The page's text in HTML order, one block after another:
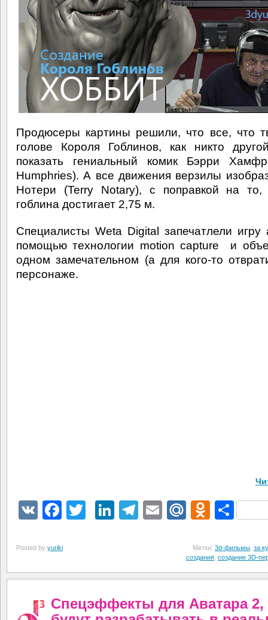
Продюсеры картины решили, что все, что
голове Короля Гоблинов, как никто
показать гениальный комик Бэрри
Humphries). А все движения верзилы
Нотери (Terry Notary), с поправкой на то,
гоблина достигает 2,75 м.
Специалисты Weta Digital запечатлели игру
помощью технологии motion capture и
одном замечательном (а для кого-то
персонаже.
VK Facebook
TwitterLinkedIn
Telegram
EmailMail.Ru
Posted by yuriki Метки: 3d-фильмы, за
создания, создание 3D-
Спецэффекты для Аватара 2,